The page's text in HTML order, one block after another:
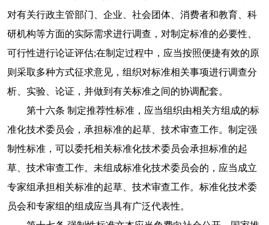
对有关行政主管部门、企业、社会团体、消费者和教育、科
研机构等方面的实际需求进行调查，对制定标准的必要性、
可行性进行论证评估;在制定过程中，应当按照便捷有效的原
则采取多种方式征求意见，组织对标准相关事项进行调查分
析、实验、论证，并做到有关标准之间的协调配套。
第十六条 制定推荐性标准，应当组织由相关方组成的标
准化技术委员会，承担标准的起草、技术审查工作。制定强
制性标准，可以委托相关标准化技术委员会承担标准的起
草、技术审查工作。未组成标准化技术委员会的，应当成立
专家组承担相关标准的起草、技术审查工作。标准化技术委
员会和专家组的组成应当具有广泛代表性。